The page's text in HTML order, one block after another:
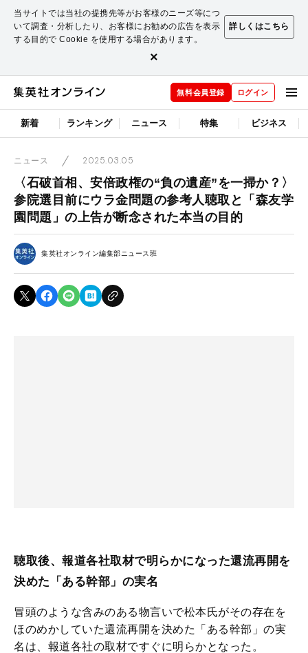
当サイトでは当社の提携先等がお客様のニーズ等につ
いて調査・分析したり、お客様にお勧めの広告を表示
する目的で Cookie を使用する場合があります。
詳しくはこちら
×
無料会員登録 ログイン
新着 ランキング ニュース 特集 ビジネス
ニュース 2025.03.05
〈石破首相、安倍政権の“負の遺産”を一掃か？〉
参院選目前にウラ金問題の参考人聴取と「森友学
園問題」の上告が断念された本当の目的
集英社オンライン編集部ニュース班
聴取後、報道各社取材で明らかになった還流再開を
決めた「ある幹部」の実名
冒頭のような含みのある物言いで松本氏がその存在を
ほのめかしていた還流再開を決めた「ある幹部」の実
名は、報道各社の取材ですぐに明らかとなった。